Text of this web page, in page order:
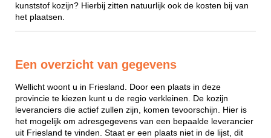
kunststof kozijn? Hierbij zitten natuurlijk ook de kosten bij van
het plaatsen.
Een overzicht van gegevens
Wellicht woont u in Friesland. Door een plaats in deze
provincie te kiezen kunt u de regio verkleinen. De kozijn
leveranciers die actief zullen zijn, komen tevoorschijn. Hier is
het mogelijk om adresgegevens van een bepaalde leverancier
uit Friesland te vinden. Staat er een plaats niet in de lijst, dit